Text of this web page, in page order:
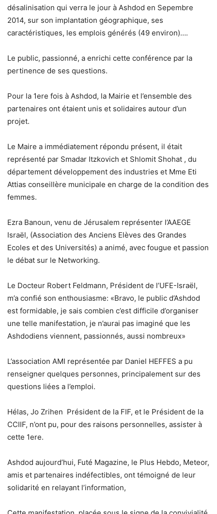
désalinisation qui verra le jour à Ashdod en Sepembre
2014, sur son implantation géographique, ses
caractéristiques, les emplois générés (49 environ)….
Le public, passionné, a enrichi cette conférence par la
pertinence de ses questions.
Pour la 1ere fois à Ashdod, la Mairie et l’ensemble des
partenaires ont étaient unis et solidaires autour d’un
projet.
Le Maire a immédiatement répondu présent, il était
représenté par Smadar Itzkovich et Shlomit Shohat , du
département développement des industries et Mme Eti
Attias conseillère municipale en charge de la condition des
femmes.
Ezra Banoun, venu de Jérusalem représenter l’AAEGE
Israël, (Association des Anciens Elèves des Grandes
Ecoles et des Universités) a animé, avec fougue et passion
le débat sur le Networking.
Le Docteur Robert Feldmann, Président de l’UFE-Israël,
m’a confié son enthousiasme: «Bravo, le public d’Ashdod
est formidable, je sais combien c’est difficile d’organiser
une telle manifestation, je n’aurai pas imaginé que les
Ashdodiens viennent, passionnés, aussi nombreux»
L’association AMI représentée par Daniel HEFFES a pu
renseigner quelques personnes, principalement sur des
questions liées a l’emploi.
Hélas, Jo Zrihen Président de la FIF, et le Président de la
CCIIF, n’ont pu, pour des raisons personnelles, assister à
cette 1ere.
Ashdod aujourd’hui, Futé Magazine, le Plus Hebdo, Meteor,
amis et partenaires indéfectibles, ont témoigné de leur
solidarité en relayant l’information,